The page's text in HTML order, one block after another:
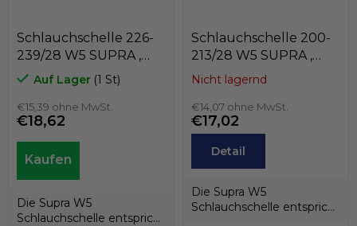
Schlauchschelle 226-
239/28 W5 SUPRA ,
MIKALOR 03013956
Auf Lager (1 St)
€15,39 ohne MwSt.
€18,62
Die Supra W5
Schlauchschelle entspricht
Schlauchschelle 200-
213/28 W5 SUPRA ,
MIKALOR 03013930
Nicht lagernd
€14,07 ohne MwSt.
€17,02
Detail
Die Supra W5
Schlauchschelle entspricht